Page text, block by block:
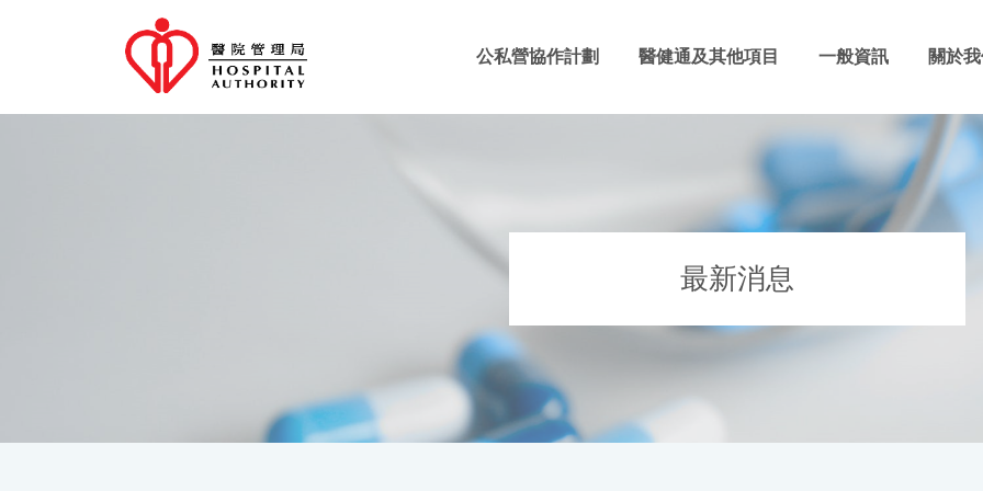
公私營協作計劃 醫健通及其他項目 一般資訊 關於
最新消息